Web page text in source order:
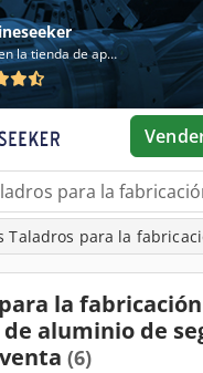
Gratis en la tienda de aplicaciones
Taladros para la
la
aluminio de
(6)